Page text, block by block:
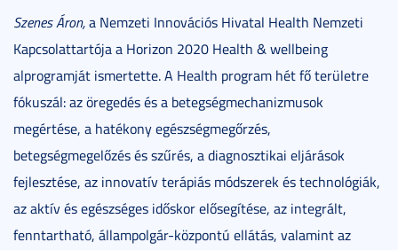
Szenes Áron,a Nemzeti Innovációs Hivatal Health Nemzeti
Kapcsolattartója a Horizon 2020 Health & wellbeing
alprogramját ismertette. A Health program hét fő területre
fókuszál: az öregedés és a betegségmechanizmusok
megértése, a hatékony egészségmegőrzés,
betegségmegelőzés és szűrés, a diagnosztikai eljárások
fejlesztése, az innovatív terápiás módszerek és technológiák,
az aktív és egészséges időskor elősegítése, az integrált,
fenntartható, állampolgár-központú ellátás, valamint az